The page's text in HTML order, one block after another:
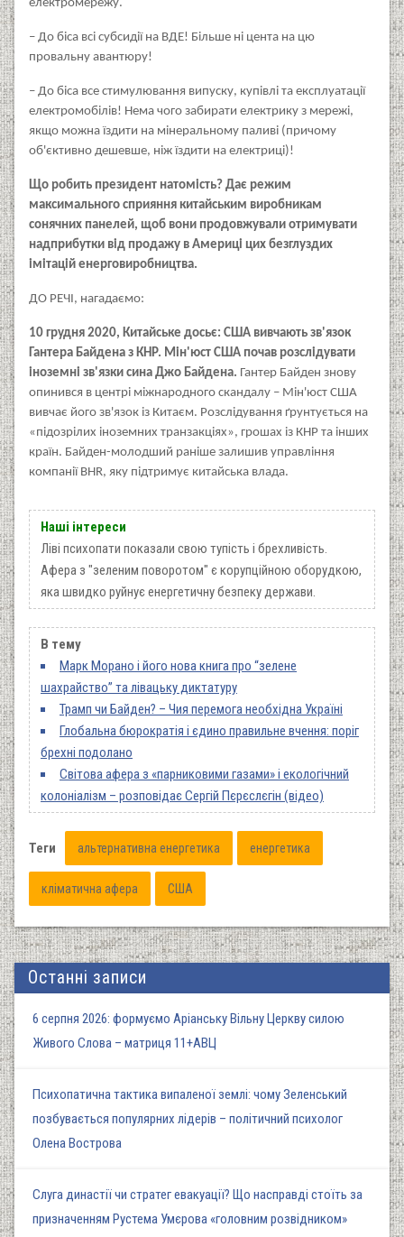
електромережу.
– До біса всі субсидії на ВДЕ! Більше ні цента на цю
провальну авантюру!
– До біса все стимулювання випуску, купівлі та експлуатації
електромобілів! Нема чого забирати електрику з мережі,
якщо можна їздити на мінеральному паливі (причому
об'єктивно дешевше, ніж їздити на електриці)!
Що робить президент натомість? Дає режим
максимального сприяння китайським виробникам
сонячних панелей, щоб вони продовжували отримувати
надприбутки від продажу в Америці цих безглуздих
імітацій енерговиробництва.
ДО РЕЧІ, нагадаємо:
10 грудня 2020, Китайське досьє: США вивчають зв'язок
Гантера Байдена з КНР. Мін'юст США почав розслідувати
іноземні зв'язки сина Джо Байдена. Гантер Байден знову
опинився в центрі міжнародного скандалу – Мін'юст США
вивчає його зв'язок із Китаєм. Розслідування ґрунтується на
«підозрілих іноземних транзакціях», грошах із КНР та інших
країн. Байден-молодший раніше залишив управління
компанії BHR, яку підтримує китайська влада.
Наші інтереси
Ліві психопати показали свою тупість і брехливість.
Афера з "зеленим поворотом" є корупційною оборудкою,
яка швидко руйнує енергетичну безпеку держави.
В тему
Марк Морано і його нова книга про “зелене
шахрайство” та лівацьку диктатуру
Трамп чи Байден? – Чия перемога необхідна Україні
Глобальна бюрократія і єдино правильне вчення: поріг
брехні подолано
Світова афера з «парниковими газами» і екологічний
колоніалізм – розповідає Сергій Пєрєслєгін (відео)
Теги альтернативна енергетика енергетика
кліматична афера США
Останні записи
6 серпня 2026: формуємо Аріанську Вільну Церкву силою
Живого Слова – матриця 11+АВЦ
Психопатична тактика випаленої землі: чому Зеленський
позбувається популярних лідерів – політичний психолог
Олена Вострова
Слуга династії чи стратег евакуації? Що насправді стоїть за
призначенням Рустема Умєрова «головним розвідником»